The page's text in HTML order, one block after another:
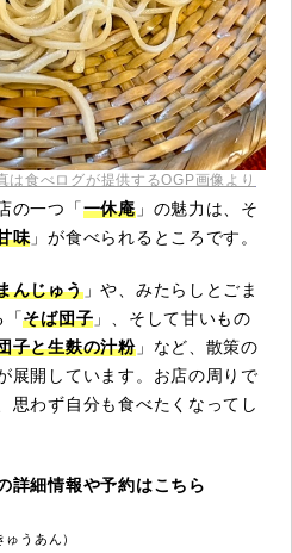
は食べログが提供するOGP画像より
の一つ「一休庵」の魅力は、そ
味 」が食べられるところです。
んじゅう」や、みたらしとごま
「そば団子 」、そして甘いもの
子と生麩の汁粉」など、散策の
展開しています。お店の周りで
思わず自分も食べたくなってし
詳細情報や予約はこちら
うあん）